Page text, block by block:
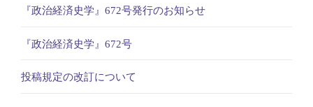
『政治経済史学』672号発行のお知らせ
『政治経済史学』672号
投稿規定の改訂について